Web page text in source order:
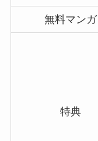
無料マンガ
特典